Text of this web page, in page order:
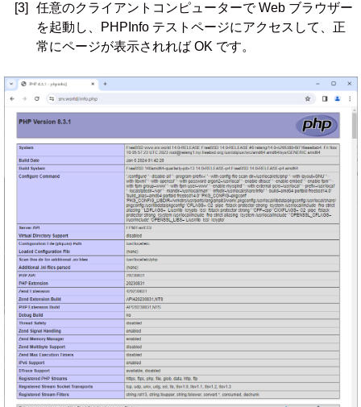
[3]
任意のクライアントコンピューターで Web ブラウザー
を起動し、PHPInfo テストページにアクセスして、正
常にページが表示されれば OK です。